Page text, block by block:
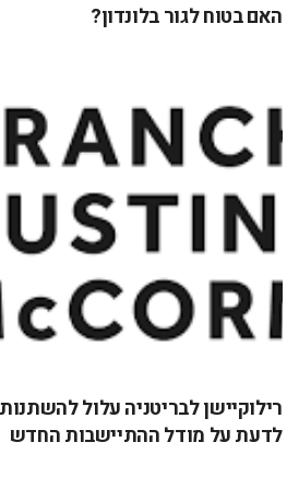
האם בטוח לגור בלונדון?
רילוקיישן לבריטניה עלול
לדעת על מודל ההתיישבות החדש